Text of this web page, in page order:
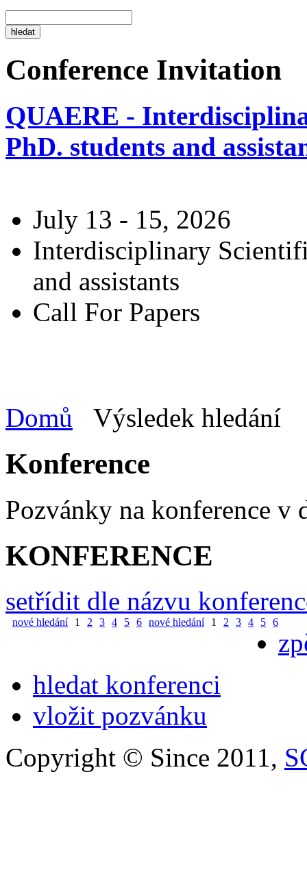
Conference Invitation
QUAERE -
PhD. students and
July 13 - 15, 2026
Interdisciplinary
and assistants
Call For Papers
Domů Výsledek hledání
Konference
Pozvánky na konference v
KONFERENCE
setřídit dle názvu
nové hledání 1 2 3 4 5 6 nové hledání 1 2 3 4 5 6
hledat konferenci
vložit pozvánku
Copyright © Since 2011,